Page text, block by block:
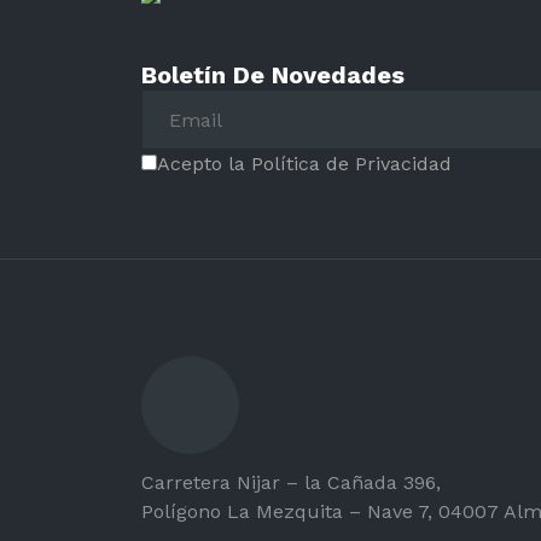
Boletín De Novedades
Acepto la Política de Privacidad
Carretera Nijar – la Cañada 396,
Polígono La Mezquita – Nave 7, 04007